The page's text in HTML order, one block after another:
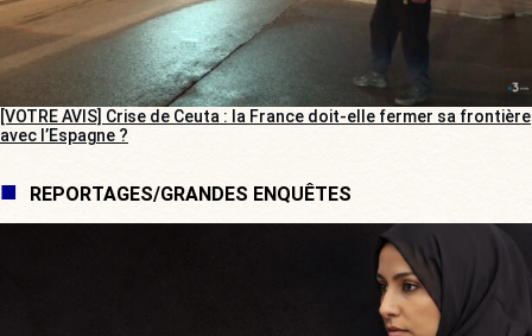
[VOTRE AVIS] Crise de Ceuta : la France doit-elle fermer sa frontière
avec l’Espagne ?
REPORTAGES/GRANDES ENQUÊTES